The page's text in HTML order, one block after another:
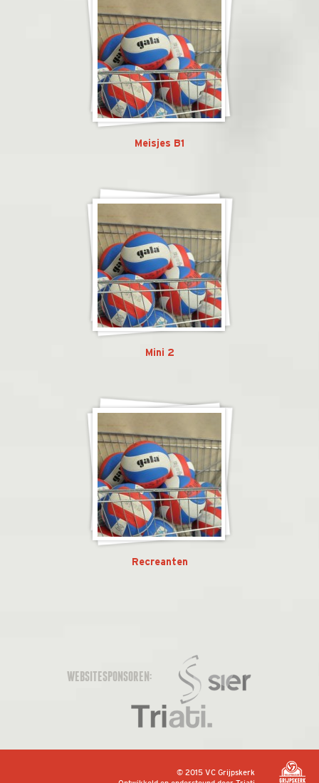
Meisjes B1
Mini 2
Recreanten
WEBSITESPONSOREN:
© 2015 VC Grijpskerk